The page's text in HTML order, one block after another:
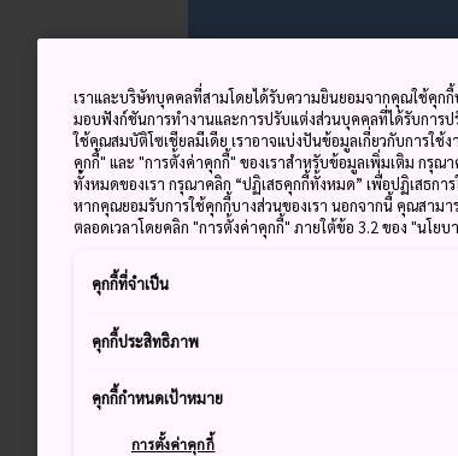
เราและบริษัทบุคคลที่สามโดยได้รับความยินยอมจากคุณใช้คุกกี้
มอบฟังก์ชันการทำงานและการปรับแต่งส่วนบุคคลที่ได้รับการ
ใช้คุณสมบัติโซเชียลมีเดีย เราอาจแบ่งปันข้อมูลเกี่ยวกับการใ
คุกกี้" และ "การตั้งค่าคุกกี้" ของเราสำหรับข้อมูลเพิ่มเติม กรุ
ทั้งหมดของเรา กรุณาคลิก “ปฏิเสธคุกกี้ทั้งหมด” เพื่อปฏิเสธกา
หากคุณยอมรับการใช้คุกกี้บางส่วนของเรา นอกจากนี้ คุณสาม
ตลอดเวลาโดยคลิก "การตั้งค่าคุกกี้" ภายใต้ข้อ 3.2 ของ "นโยบ
คุกกี้ที่จำเป็น
คุกกี้ประสิทธิภาพ
คุกกี้กำหนดเป้าหมาย
การตั้งค่าคุกกี้